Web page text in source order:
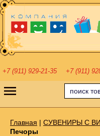
+7 (911) 929-21-35 +7 (911)
Главная | СУВЕНИРЫ С
Печоры